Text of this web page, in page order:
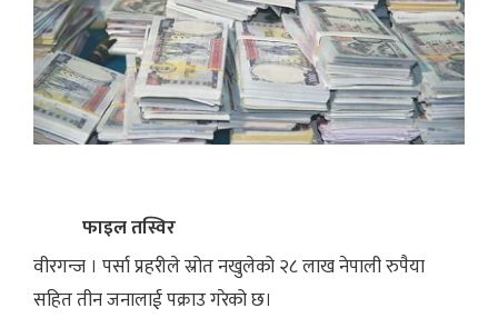
फाइल तस्विर
वीरगन्ज । पर्सा प्रहरीले स्रोत नखुलेको २८ लाख नेपाली रुपैया
सहित तीन जनालाई पक्राउ गरेको छ।